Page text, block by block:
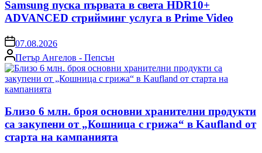
Samsung пуска първата в света HDR10+
ADVANCED стрийминг услуга в Prime Video
on07.08.2026
Posted
by
Петър Ангелов - Пепсън
Близо 6 млн. броя основни хранителни продукти
са закупени от „Кошница с грижа“ в Kaufland от
старта на кампанията